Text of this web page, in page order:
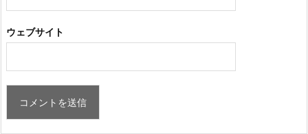
ウェブサイト